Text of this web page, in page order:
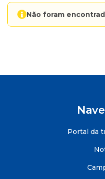
Não foram
Portal da